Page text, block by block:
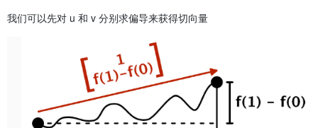
我们可以先对 u 和 v 分别求偏导来获得切向量